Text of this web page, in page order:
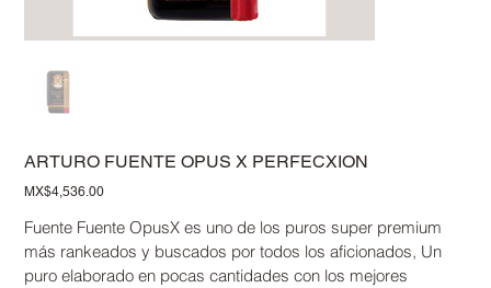
ARTURO FUENTE OPUS X PERFECXION
Price
MX$4,536.00
Fuente Fuente OpusX es uno de los puros super premium
más rankeados y buscados por todos los aficionados, Un
puro elaborado en pocas cantidades con los mejores